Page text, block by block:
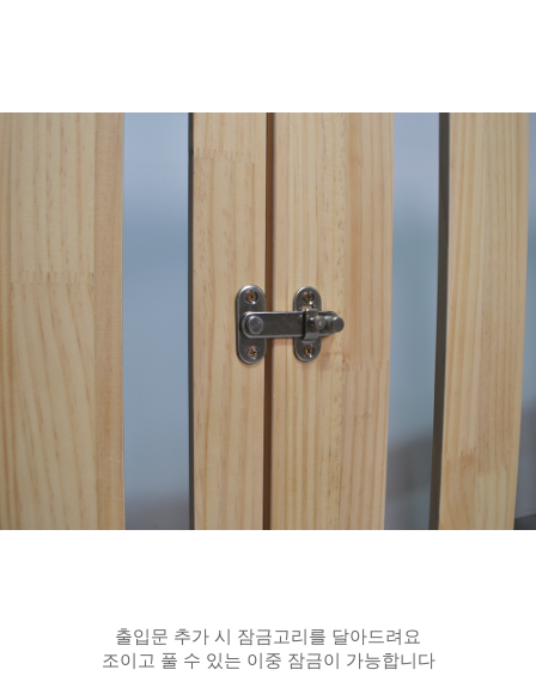
출입문 추가 시 잠금고리를 달아드려요
조이고 풀 수 있는 이중 잠금이 가능합니다